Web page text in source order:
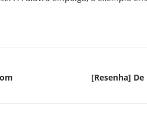
[Resenha]